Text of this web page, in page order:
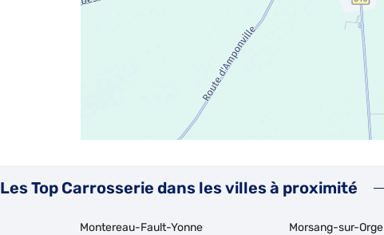
Les Top Carrosserie dans les villes à proximité
Montereau-Fault-Yonne
Morsang-sur-Orge